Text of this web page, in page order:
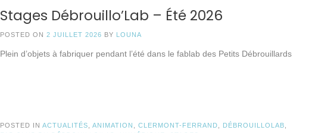
Stages Débrouillo’Lab – Été 2026
POSTED ON2 JUILLET 2026 BY LOUNA
Plein d’objets à fabriquer pendant l’été dans le fablab des Petits Débrouillards
POSTED INACTUALITÉS ,ANIMATION ,CLERMONT-FERRAND DÉBROUILLOLAB